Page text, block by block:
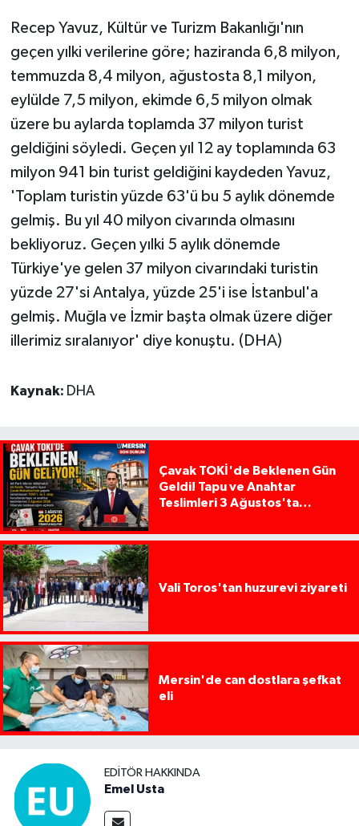
Recep Yavuz, Kültür ve Turizm Bakanlığı'nın
geçen yılki verilerine göre; haziranda 6,8 milyon,
temmuzda 8,4 milyon, ağustosta 8,1 milyon,
eylülde 7,5 milyon, ekimde 6,5 milyon olmak
üzere bu aylarda toplamda 37 milyon turist
geldiğini söyledi. Geçen yıl 12 ay toplamında 63
milyon 941 bin turist geldiğini kaydeden Yavuz,
'Toplam turistin yüzde 63'ü bu 5 aylık dönemde
gelmiş. Bu yıl 40 milyon civarında olmasını
bekliyoruz. Geçen yılki 5 aylık dönemde
Türkiye'ye gelen 37 milyon civarındaki turistin
yüzde 27'si Antalya, yüzde 25'i ise İstanbul'a
gelmiş. Muğla ve İzmir başta olmak üzere diğer
illerimiz sıralanıyor' diye konuştu. (DHA)
Kaynak: DHA
Çavak TOKİ'de Beklenen Gün
Geldi! Tapu ve Anahtar
Teslimleri 3 Ağustos'ta
Vali Toros'tan huzurevi ziyareti
Mersin'de can dostlara şefkat
eli
EDITÖR HAKKINDA
Emel Usta